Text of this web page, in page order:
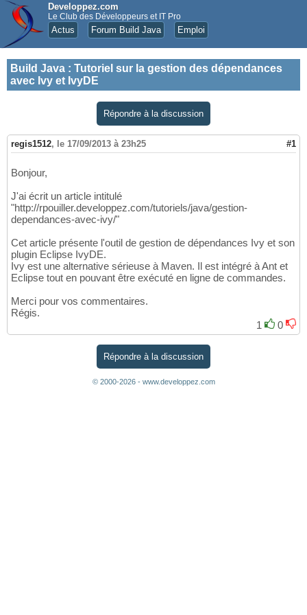
Developpez.com
Le Club des Développeurs et IT Pro
Actus Forum Build Java Emploi
Build Java : Tutoriel sur la gestion des dépendances
avec Ivy et IvyDE
Répondre à la discussion
regis1512, le 17/09/2013 à 23h25 #1
Bonjour,
J'ai écrit un article intitulé
"http://rpouiller.developpez.com/tutoriels/java/gestion-
dependances-avec-ivy/"
Cet article présente l'outil de gestion de dépendances Ivy et son
plugin Eclipse IvyDE.
Ivy est une alternative sérieuse à Maven. Il est intégré à Ant et
Eclipse tout en pouvant être exécuté en ligne de commandes.
Merci pour vos commentaires.
Régis.
1
0
Répondre à la discussion
© 2000-2026 - www.developpez.com